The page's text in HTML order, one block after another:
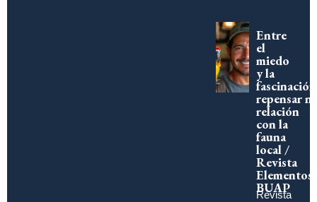
Entre
el
miedo
y la
repensar
relación
con la
fauna
local /
Revista
Elementos
BUAP
Revista